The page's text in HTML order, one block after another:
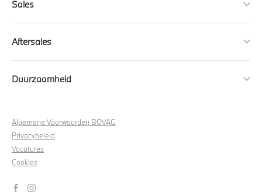
Sales
Aftersales
Duurzaamheid
Algemene Voorwaarden BOVAG
Privacybeleid
Vacatures
Cookies